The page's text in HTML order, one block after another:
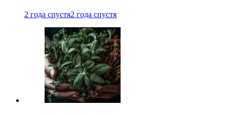
2 года спустя2 года спустя